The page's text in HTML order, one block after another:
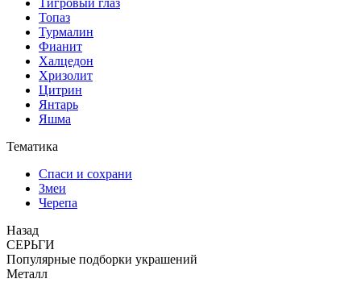
Тигровый глаз
Топаз
Турмалин
Фианит
Халцедон
Хризолит
Цитрин
Янтарь
Яшма
Тематика
Спаси и сохрани
Змеи
Черепа
Назад
СЕРЬГИ
Популярные подборки украшений
Металл